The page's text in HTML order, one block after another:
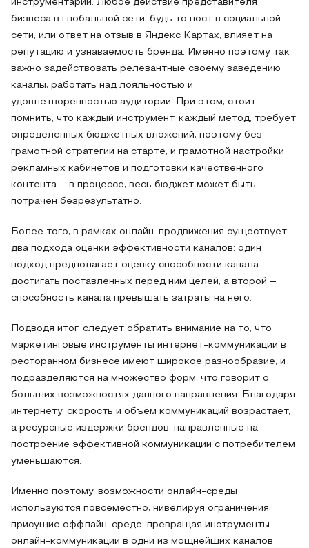
инструментарий. Любое действие представителя
бизнеса в глобальной сети, будь то пост в социальной
сети, или ответ на отзыв в Яндекс Картах, влияет на
репутацию и узнаваемость бренда. Именно поэтому так
важно задействовать релевантные своему заведению
каналы, работать над лояльностью и
удовлетворенностью аудитории. При этом, стоит
помнить, что каждый инструмент, каждый метод, требует
определенных бюджетных вложений, поэтому без
грамотной стратегии на старте, и грамотной настройки
рекламных кабинетов и подготовки качественного
контента – в процессе, весь бюджет может быть
потрачен безрезультатно.
Более того, в рамках онлайн-продвижения существует
два подхода оценки эффективности каналов: один
подход предполагает оценку способности канала
достигать поставленных перед ним целей, а второй –
способность канала превышать затраты на него.
Подводя итог, следует обратить внимание на то, что
маркетинговые инструменты интернет-коммуникации в
ресторанном бизнесе имеют широкое разнообразие, и
подразделяются на множество форм, что говорит о
больших возможностях данного направления. Благодаря
интернету, скорость и объём коммуникаций возрастает,
а ресурсные издержки брендов, направленные на
построение эффективной коммуникации с потребителем
уменьшаются.
Именно поэтому, возможности онлайн-среды
используются повсеместно, нивелируя ограничения,
присущие оффлайн-среде, превращая инструменты
онлайн-коммуникации в одни из мощнейших каналов